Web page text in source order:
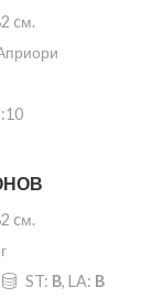
cм.
cм.
ST: B, LA: B